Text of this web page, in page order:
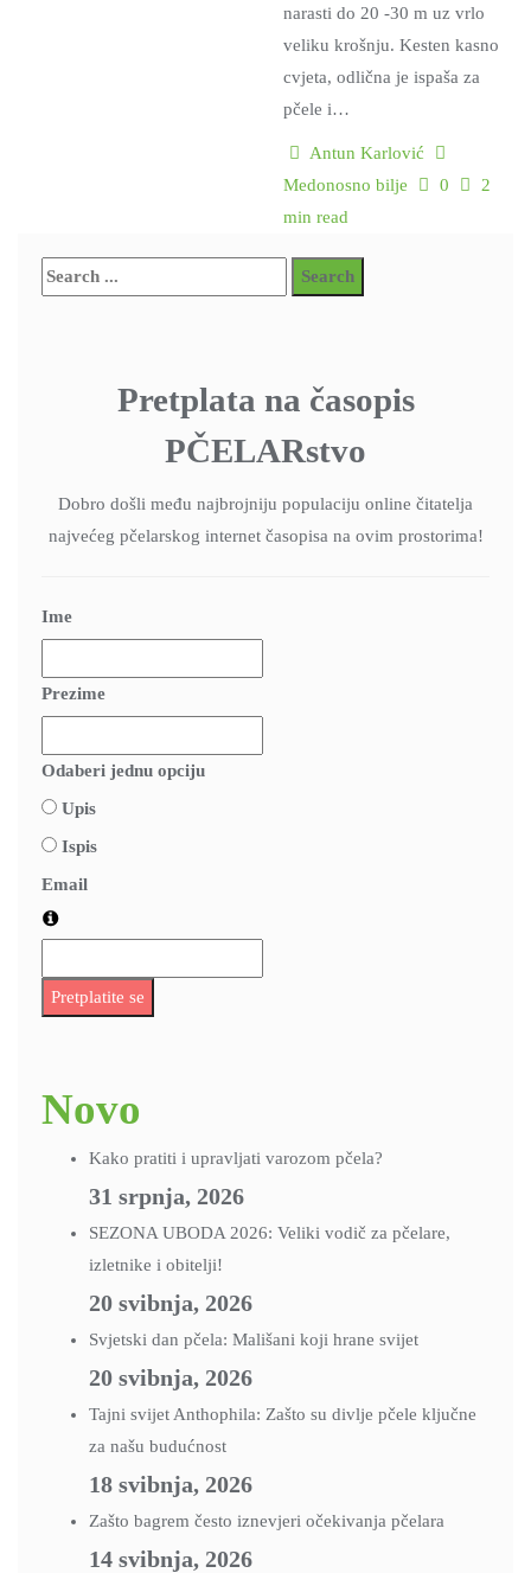
narasti do 20 -30 m uz vrlo
veliku krošnju. Kesten kasno
cvjeta, odlična je ispaša za
pčele i…
Antun Karlović
Medonosno bilje
0
2
min read
Pretplata na časopis
PČELARstvo
Dobro došli među najbrojniju populaciju online čitatelja
najvećeg pčelarskog internet časopisa na ovim prostorima!
Ime
Prezime
Odaberi jednu opciju
Upis
Ispis
Email
Pretplatite se
Novo
Kako pratiti i upravljati varozom pčela?
31 srpnja, 2026
SEZONA UBODA 2026: Veliki vodič za pčelare,
izletnike i obitelji!
20 svibnja, 2026
Svjetski dan pčela: Mališani koji hrane svijet
20 svibnja, 2026
Tajni svijet Anthophila: Zašto su divlje pčele ključne
za našu budućnost
18 svibnja, 2026
Zašto bagrem često iznevjeri očekivanja pčelara
14 svibnja, 2026